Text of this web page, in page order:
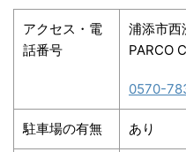
アクセス・電
話番号
浦添市西
PARCO
0570-
駐車場の有無 あり